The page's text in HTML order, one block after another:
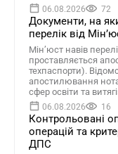
06.08.2026 72
Документи, на
перелік від
Мін’юст навів
проставляється
техпаспорти).
апостилювання
сфер освіти та
06.08.2026 16
Контрольовані
операцій та
ДПС